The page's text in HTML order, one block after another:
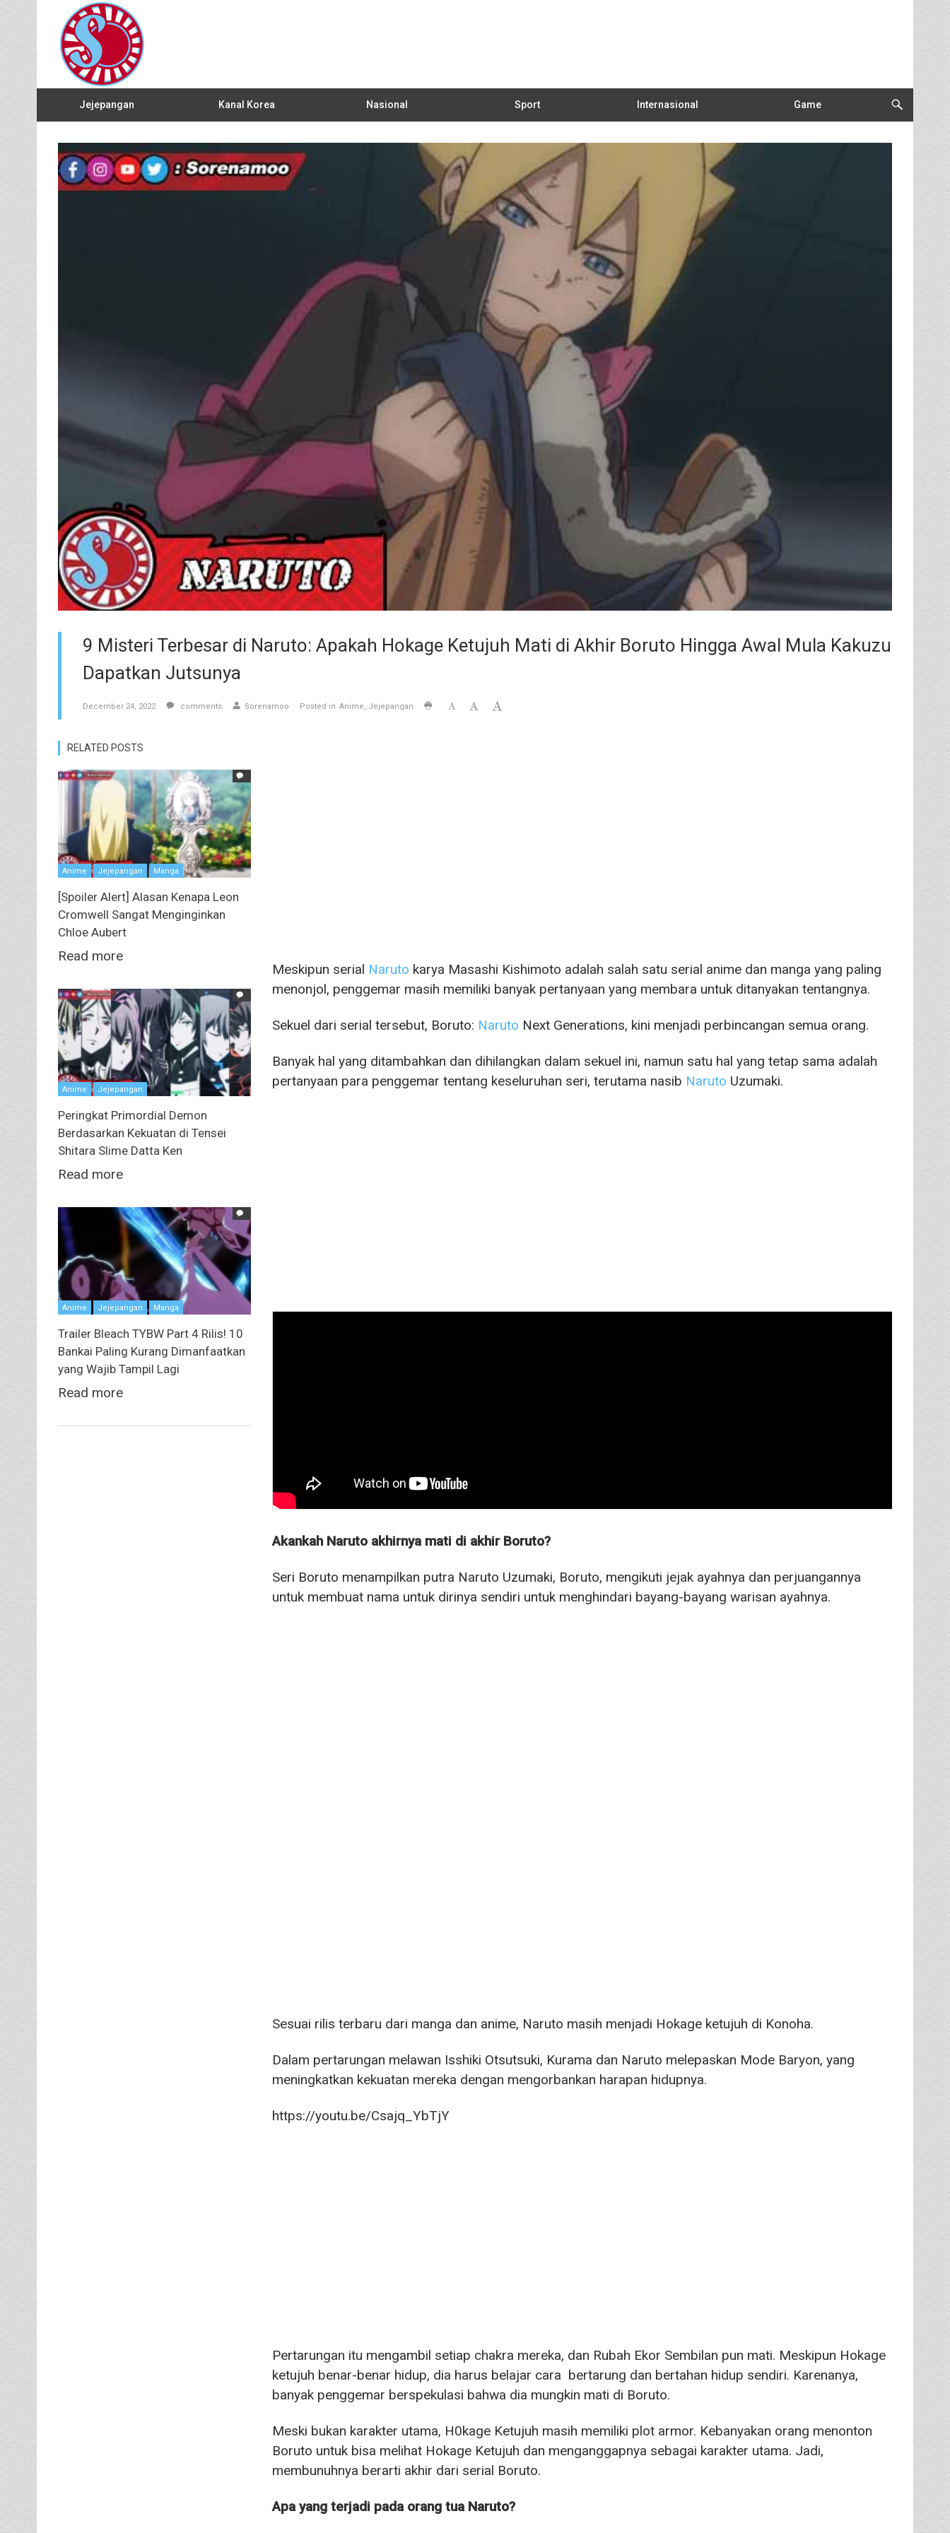
Jejepangan Kanal Korea Nasional Sport Internasional Game
9 Misteri Terbesar di Naruto: Apakah Hokage Ketujuh Mati di Akhir Boruto Hingga Awal Mula Kakuzu
Dapatkan Jutsunya
December 24, 2022 comments Sorenamoo Posted in Anime Jejepangan
Meskipun serial Naruto karya Masashi Kishimoto adalah salah satu serial anime dan manga yang paling
menonjol, penggemar masih memiliki banyak pertanyaan yang membara untuk ditanyakan tentangnya.
Sekuel dari serial tersebut, Boruto: Naruto Next Generations, kini menjadi perbincangan semua orang.
Banyak hal yang ditambahkan dan dihilangkan dalam sekuel ini, namun satu hal yang tetap sama adalah
pertanyaan para penggemar tentang keseluruhan seri, terutama nasib Naruto Uzumaki.
Akankah Naruto akhirnya mati di akhir Boruto?
Seri Boruto menampilkan putra Naruto Uzumaki, Boruto, mengikuti jejak ayahnya dan perjuangannya
untuk membuat nama untuk dirinya sendiri untuk menghindari bayang-bayang warisan ayahnya.
Sesuai rilis terbaru dari manga dan anime, Naruto masih menjadi Hokage ketujuh di Konoha.
Dalam pertarungan melawan Isshiki Otsutsuki, Kurama dan Naruto melepaskan Mode Baryon, yang
meningkatkan kekuatan mereka dengan mengorbankan harapan hidupnya.
https://youtu.be/Csajq_YbTjY
Pertarungan itu mengambil setiap chakra mereka, dan Rubah Ekor Sembilan pun mati. Meskipun Hokage
ketujuh benar-benar hidup, dia harus belajar cara bertarung dan bertahan hidup sendiri. Karenanya,
banyak penggemar berspekulasi bahwa dia mungkin mati di Boruto.
Meski bukan karakter utama, H0kage Ketujuh masih memiliki plot armor. Kebanyakan orang menonton
Boruto untuk bisa melihat Hokage Ketujuh dan menganggapnya sebagai karakter utama. Jadi,
membunuhnya berarti akhir dari serial Boruto.
Apa yang terjadi pada orang tua Naruto?
RELATED POSTS
Anime Jejepangan Manga
[Spoiler Alert] Alasan Kenapa Leon
Cromwell Sangat Menginginkan
Chloe Aubert
Read more
Anime Jejepangan
Peringkat Primordial Demon
Berdasarkan Kekuatan di Tensei
Shitara Slime Datta Ken
Read more
Anime Jejepangan Manga
Trailer Bleach TYBW Part 4 Rilis! 10
Bankai Paling Kurang Dimanfaatkan
yang Wajib Tampil Lagi
Read more